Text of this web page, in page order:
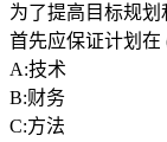
为了提高目标规划
首先应保证计划在
A:技术
B:财务
C:方法